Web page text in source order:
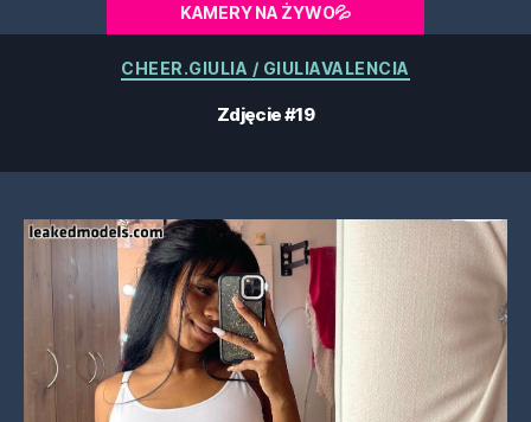
KAMERY NA ŻYWO💦
Kategorie
CHEER.GIULIA / GIULIAVALENCIA
Zdjęcie #19